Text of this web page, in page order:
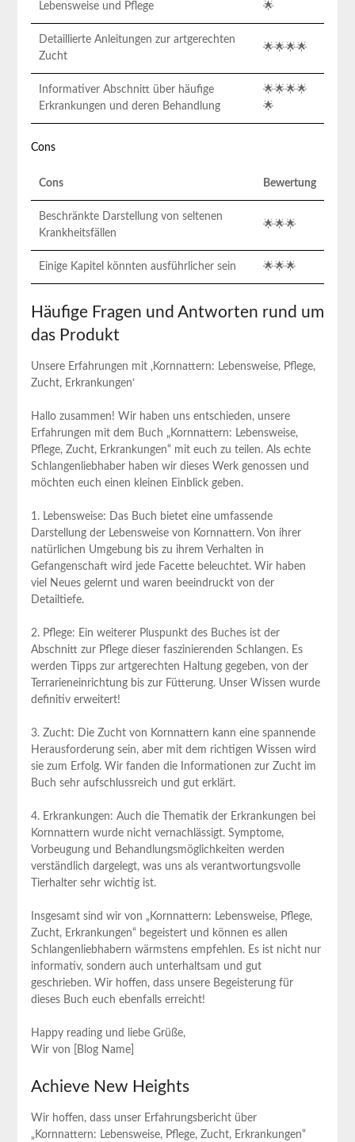
Lebensweise und Pflege
🌟
Detaillierte Anleitungen zur artgerechten
Zucht
🌟🌟🌟🌟
Informativer Abschnitt über häufige
Erkrankungen und deren Behandlung
🌟🌟🌟🌟
🌟
Cons
Cons Bewertung
Beschränkte Darstellung von seltenen
Krankheitsfällen
🌟🌟🌟
Einige Kapitel könnten ausführlicher sein 🌟🌟🌟
Häufige Fragen und Antworten rund um
das Produkt
Unsere Erfahrungen mit ‚Kornnattern: Lebensweise, Pflege,
Zucht, Erkrankungen‘
Hallo zusammen! Wir haben uns entschieden, unsere
Erfahrungen mit dem Buch „Kornnattern: Lebensweise,
Pflege, Zucht, Erkrankungen“ mit euch zu teilen. Als echte
Schlangenliebhaber haben wir dieses Werk genossen und
möchten euch einen kleinen Einblick geben.
1. Lebensweise: Das Buch bietet eine umfassende
Darstellung der Lebensweise von Kornnattern. Von ihrer
natürlichen Umgebung bis zu ihrem Verhalten in
Gefangenschaft wird jede Facette beleuchtet. Wir haben
viel Neues gelernt und waren beeindruckt von der
Detailtiefe.
2. Pflege: Ein weiterer Pluspunkt des Buches ist der
Abschnitt zur Pflege dieser faszinierenden Schlangen. Es
werden Tipps zur artgerechten Haltung gegeben, von der
Terrarieneinrichtung bis zur Fütterung. Unser Wissen wurde
definitiv erweitert!
3. Zucht: Die Zucht von Kornnattern kann eine spannende
Herausforderung sein, aber mit dem richtigen Wissen wird
sie zum Erfolg. Wir fanden die Informationen zur Zucht im
Buch sehr aufschlussreich und gut erklärt.
4. Erkrankungen: Auch die Thematik der Erkrankungen bei
Kornnattern wurde nicht vernachlässigt. Symptome,
Vorbeugung und Behandlungsmöglichkeiten werden
verständlich dargelegt, was uns als verantwortungsvolle
Tierhalter sehr wichtig ist.
Insgesamt sind wir von „Kornnattern: Lebensweise, Pflege,
Zucht, Erkrankungen“ begeistert und können es allen
Schlangenliebhabern wärmstens empfehlen. Es ist nicht nur
informativ, sondern auch unterhaltsam und gut
geschrieben. Wir hoffen, dass unsere Begeisterung für
dieses Buch euch ebenfalls erreicht!
Happy reading und liebe Grüße,
Wir von [Blog Name]
Achieve New Heights
Wir hoffen, dass unser Erfahrungsbericht über
„Kornnattern: Lebensweise, Pflege, Zucht, Erkrankungen“